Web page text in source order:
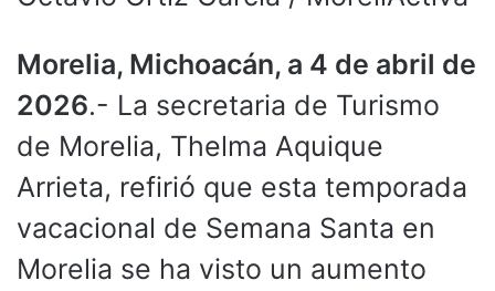
Morelia, Michoacán, a 4 de abril de
2026.- La secretaria de Turismo
de Morelia, Thelma Aquique
Arrieta, refirió que esta temporada
vacacional de Semana Santa en
Morelia se ha visto un aumento